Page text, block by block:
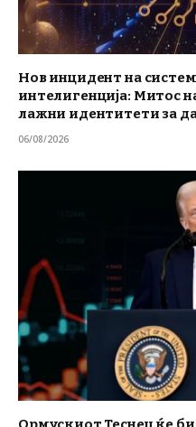
Нов инцидент на
интелигенција: Митос
лажни идентитети за
06/08/2026